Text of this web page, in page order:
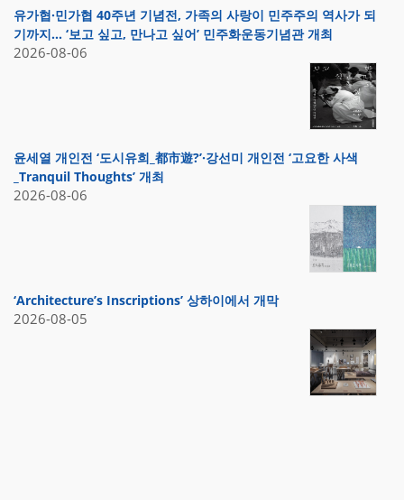
유가협·민가협 40주년 기념전, 가족의 사랑이 민주주의 역사가 되
기까지… ‘보고 싶고, 만나고 싶어’ 민주화운동기념관 개최
2026-08-06
윤세열 개인전 ‘도시유희_都市遊?’·강선미 개인전 ‘고요한 사색
_Tranquil Thoughts’ 개최
2026-08-06
‘Architecture’s Inscriptions’ 상하이에서 개막
2026-08-05